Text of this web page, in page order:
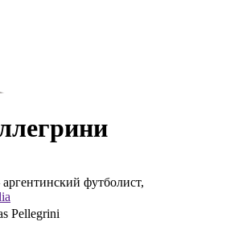
футболист,
Pellegrini